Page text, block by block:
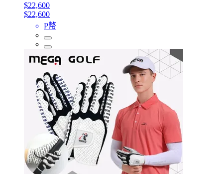
$22,600
$22,600
P幣